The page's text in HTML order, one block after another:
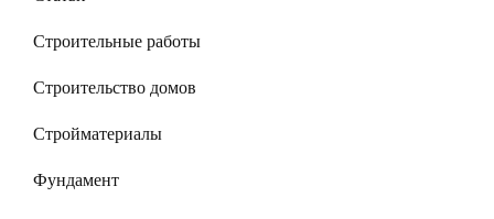
Строительные работы
Строительство домов
Стройматериалы
Фундамент